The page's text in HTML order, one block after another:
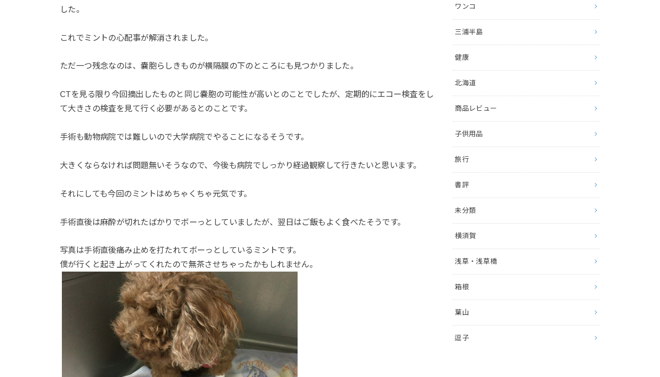
した。
これでミントの心配事が解消されました。
ただ一つ残念なのは、嚢胞らしきものが横隔膜の下のところにも見つかりました。
CTを見る限り今回摘出したものと同じ嚢胞の可能性が高いとのことでしたが、定期的にエコー検査をし
て大きさの検査を見て行く必要があるとのことです。
手術も動物病院では難しいので大学病院でやることになるそうです。
大きくならなければ問題無いそうなので、今後も病院でしっかり経過観察して行きたいと思います。
それにしても今回のミントはめちゃくちゃ元気です。
手術直後は麻酔が切れたばかりでボーっとしていましたが、翌日はご飯もよく食べたそうです。
写真は手術直後痛み止めを打たれてボーっとしているミントです。
僕が行くと起き上がってくれたので無茶させちゃったかもしれません。
ワンコ
三浦半島
健康
北海道
商品レビュー
子供用品
旅行
書評
未分類
横須賀
浅草・浅草橋
箱根
葉山
逗子